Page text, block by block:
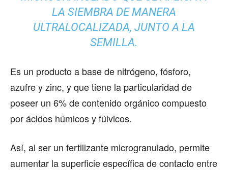
LA SIEMBRA DE MANERA
ULTRALOCALIZADA, JUNTO A LA
SEMILLA.
Es un producto a base de nitrógeno, fósforo,
azufre y zinc, y que tiene la particularidad de
poseer un 6% de contenido orgánico compuesto
por ácidos húmicos y fúlvicos.
Así, al ser un fertilizante microgranulado, permite
aumentar la superficie específica de contacto entre